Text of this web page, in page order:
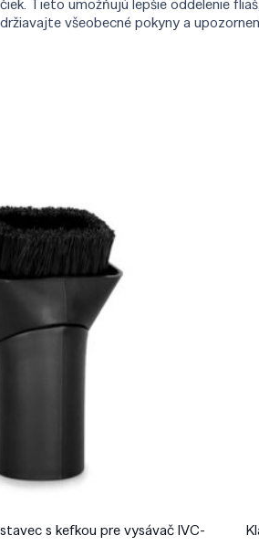
všeobecné pokyny a
s kefkou pre vysávač IVC-